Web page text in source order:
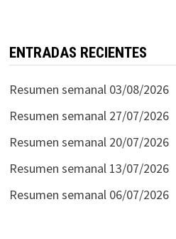
ENTRADAS RECIENTES
Resumen semanal 03/08/2026
Resumen semanal 27/07/2026
Resumen semanal 20/07/2026
Resumen semanal 13/07/2026
Resumen semanal 06/07/2026